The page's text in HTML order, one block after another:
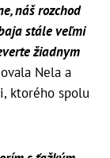
náš rozchod
stále veľmi
žiadnym
Nela a
ktorého spolu